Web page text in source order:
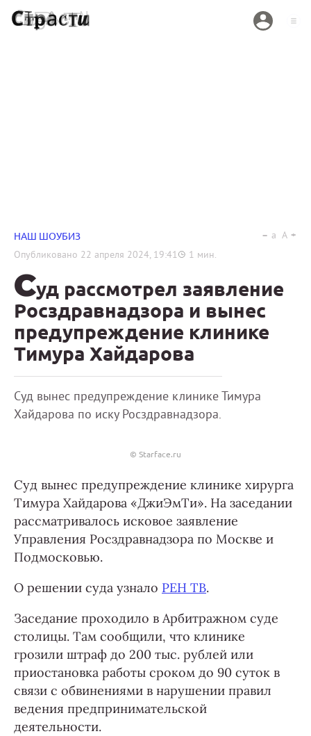
НАШ ШОУБИЗ
Опубликовано 22 апреля 2024, 19:41 1 мин.
a A
Суд рассмотрел заявление
Росздравнадзора и вынес
предупреждение клинике
Тимура Хайдарова
Суд вынес предупреждение клинике Тимура
Хайдарова по иску Росздравнадзора.
© Starface.ru
Суд вынес предупреждение клинике хирурга
Тимура Хайдарова «ДжиЭмТи». На заседании
рассматривалось исковое заявление
Управления Росздравнадзора по Москве и
Подмосковью.
О решении суда узнало РЕН ТВ.
Заседание проходило в Арбитражном суде
столицы. Там сообщили, что клинике
грозили штраф до 200 тыс. рублей или
приостановка работы сроком до 90 суток в
связи с обвинениями в нарушении правил
ведения предпринимательской
деятельности.